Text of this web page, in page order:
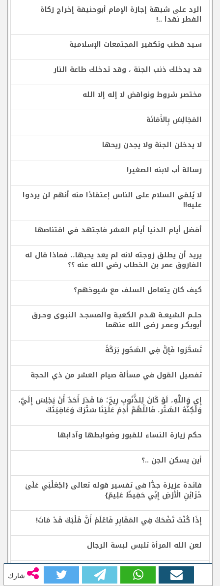
شارك
الرد على شبهة إجازة الإمام أبوحنيفة إخراج زكاة
الفطر نقدا ..!
سيد قطب وتكفير المجتمعات الإسلامية
قد يدخلك ذنب الجنة ، وقد تدخلك طاعة النار
مختصر شروط ونواقض لا إله إلا الله
المَجَالِسُ بِالأَمَانَة
لا يدخلن الجنة ولا يجدن ريحها
رسالة أب لابنه الصغير!
لا يُلقي السلام على الناس إعتقادًا منه أنهم لن يردوا
عليه!!
أفضل أيام الدنيا أيام العشر فاجتهد في اقتناصها
يريد أن يطلق زوجته لانه لم يعد يحبها،، فماذا قال له
الفاروق عمر بن الخطاب رضي الله عنه ؟؟
كيف كان يتعامل السلف مع شيوخهم؟
حلــم الشيعــة هـدم الكعبـة والمسجـد النبـوى وحـرق
أبوبكـر وعمـر رضى الله عنهما
تَسَحَّرُوا فَإِنَّ فِي السَّحُورِ بَرَكَةً
تفصيل القول في مسألة صيام العشر من ذي الحجة
إِيِ وَاللَّهِ، لَوْ كَانَ لِلذُّنُوبِ رِيحٌ؛ مَا قَدَرَ أَحَدٌ أَنْ يَجْلِسَ إِلَيَّ،
وَلَكِنَّهُ السَّتْر، فَاللَّهُمَّ أَدِمْ عَلَيْنَا سَتْرَكَ وَعَافِيَتَكَ
حكم زيارة النساء للقبور وضوابطها وآدابها
أين يسكن الجن ..؟
فائدة عزيزة جدًّا فى تفسير قوله تعالى {اجْعَلْنِي عَلَىٰ
خَزَائِنِ الْأَرْضِ إِنِّي حَفِيظٌ عَلِيمٌ}
إِذَا كُنْتَ تَضْحَكُ فِي المَقَابِرِ فَاعْلَمْ أَنَّ قَلْبَكَ قَدْ مَاتَ!
لعن الله المرأة تلبس لبسة الرجال
زكاة الفطر حكمها وحكمتها وجنسها ومقدارها ووقت
وجوبها ومكان دفعها